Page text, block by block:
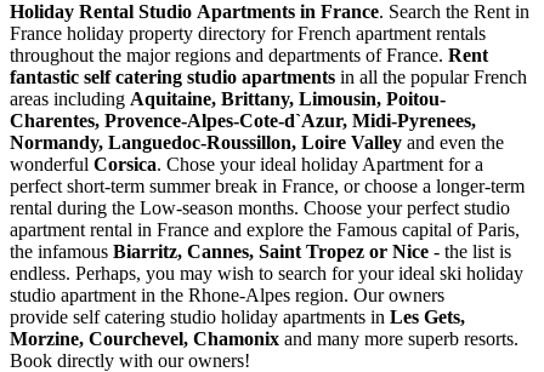
Holiday Rental Studio Apartments in France. Search the Rent in
France holiday property directory for French apartment rentals
throughout the major regions and departments of France. Rent
fantastic self catering studio apartments in all the popular French
areas including Aquitaine, Brittany, Limousin, Poitou-
Charentes, Provence-Alpes-Cote-d`Azur, Midi-Pyrenees,
Normandy, Languedoc-Roussillon, Loire Valley and even the
wonderful Corsica. Chose your ideal holiday Apartment for a
perfect short-term summer break in France, or choose a longer-term
rental during the Low-season months. Choose your perfect studio
apartment rental in France and explore the Famous capital of Paris,
the infamous Biarritz, Cannes, Saint Tropez or Nice - the list is
endless. Perhaps, you may wish to search for your ideal ski holiday
studio apartment in the Rhone-Alpes region. Our owners
provide self catering studio holiday apartments in Les Gets,
Morzine, Courchevel, Chamonix and many more superb resorts.
Book directly with our owners!